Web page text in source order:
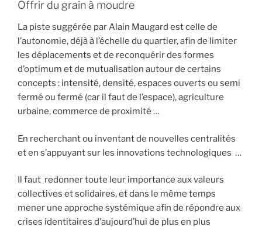
Offrir du grain à moudre
La piste suggérée par Alain Maugard est celle de
l’autonomie, déjà à l’échelle du quartier, afin de limiter
les déplacements et de reconquérir des formes
d’optimum et de mutualisation autour de certains
concepts : intensité, densité, espaces ouverts ou semi
fermé ou fermé (car il faut de l’espace), agriculture
urbaine, commerce de proximité …
En recherchant ou inventant de nouvelles centralités
et en s’appuyant sur les innovations technologiques …
Il faut redonner toute leur importance aux valeurs
collectives et solidaires, et dans le même temps
mener une approche systémique afin de répondre aux
crises identitaires d’aujourd’hui de plus en plus